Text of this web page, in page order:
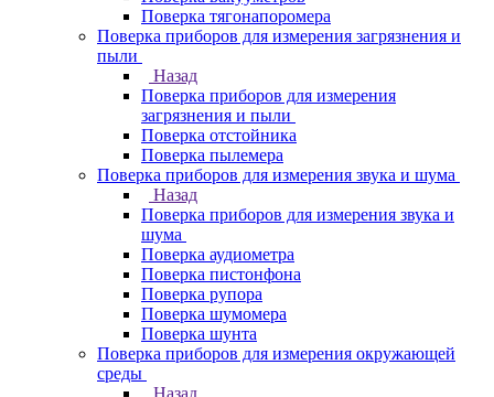
Поверка тягонапоромера
Поверка приборов для измерения загрязнения и
пыли
Назад
Поверка приборов для измерения
загрязнения и пыли
Поверка отстойника
Поверка пылемера
Поверка приборов для измерения звука и шума
Назад
Поверка приборов для измерения звука и
шума
Поверка аудиометра
Поверка пистонфона
Поверка рупора
Поверка шумомера
Поверка шунта
Поверка приборов для измерения окружающей
среды
Назад